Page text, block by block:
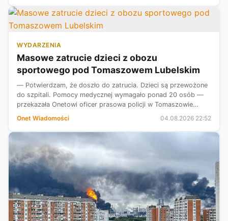
WYDARZENIA
Masowe zatrucie dzieci z obozu
sportowego pod Tomaszowem Lubelskim
— Potwierdzam, że doszło do zatrucia. Dzieci są przewożone
do szpitali. Pomocy medycznej wymagało ponad 20 osób —
przekazała Onetowi oficer prasowa policji w Tomaszowie
Lubelskim, asp. Małgorzata Pawłowska.
Onet Wiadomości 04.08.2026 22:52